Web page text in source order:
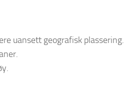
uansett geografisk plassering.